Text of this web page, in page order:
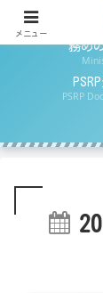
日ご
Daily
務め
PSRP
メニュー